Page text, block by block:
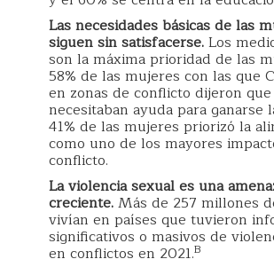
Las necesidades básicas de las
siguen sin satisfacerse.Los
son la máxima prioridad de las
58% de las mujeres con las que
en zonas de conflicto dijeron que
necesitaban ayuda para ganarse
41% de las mujeres priorizó la
como uno de los mayores
conflicto.
La violencia sexual es una
creciente.Más de 257 millones
vivían en países que tuvieron
significativos o masivos de
en conflictos en 2021.B